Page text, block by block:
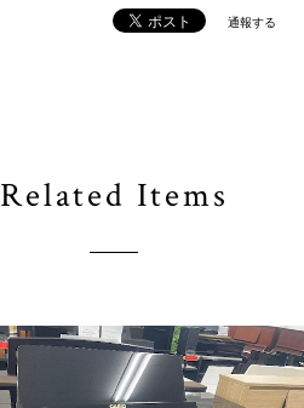
通報する
Related Items